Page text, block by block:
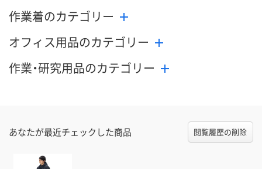
作業着のカテゴリー
オフィス用品のカテゴリー
作業・研究用品のカテゴリー
あなたが最近チェックした商品 閲覧履歴の削除